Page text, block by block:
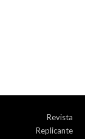
Revista
Replicante